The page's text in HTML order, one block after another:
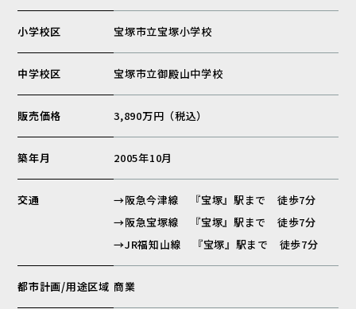
小学校区 宝塚市立宝塚小学校
中学校区 宝塚市立御殿山中学校
販売価格 3,890万円（税込）
築年月 2005年10月
交通
→阪急今津線 『宝塚』駅まで 徒歩7分
→阪急宝塚線 『宝塚』駅まで 徒歩7分
→JR福知山線 『宝塚』駅まで 徒歩7分
都市計画/用途区域 商業